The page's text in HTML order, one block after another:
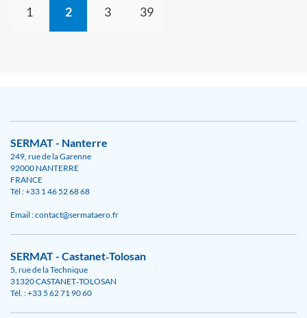
1 2 3 39
SERMAT - Nanterre
249, rue de la Garenne
92000 NANTERRE
FRANCE
Tél : +33 1 46 52 68 68
Email : contact@sermataero.fr
SERMAT - Castanet‑Tolosan
5, rue de la Technique
31320 CASTANET‑TOLOSAN
Tél. : +33 5 62 71 90 60